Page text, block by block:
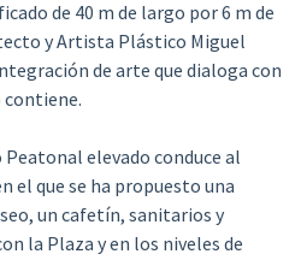
de 40 m de largo por 6 m de
y Artista Plástico Miguel
de arte que dialoga con
elevado conduce al
el que se ha propuesto una
un cafetín, sanitarios y
la Plaza y en los niveles de